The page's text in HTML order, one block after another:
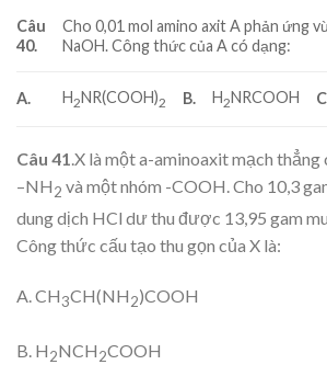
Câu
40.
Cho 0,01 mol amino axit A phản ứng
NaOH. Công thức của A có dạng:
A. H2NR(COOH)2 B. H2NRCOOH
Câu 41 .X là một a-aminoaxit mạch
–NH2 và một nhóm -COOH. Cho 10,3
dung dịch HCl dư thu được 13,95 gam
Công thức cấu tạo thu gọn của X là:
A. CH3CH(NH2)COOH
B. H2NCH2COOH